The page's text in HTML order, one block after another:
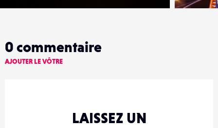
0 commentaire
AJOUTER LE VÔTRE
LAISSEZ UN